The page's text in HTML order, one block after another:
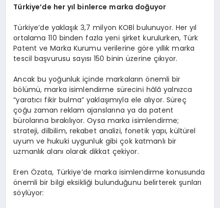
Türkiye’de her yıl binlerce marka doğuyor
Türkiye’de yaklaşık 3,7 milyon KOBİ bulunuyor. Her yıl
ortalama 110 binden fazla yeni şirket kurulurken, Türk
Patent ve Marka Kurumu verilerine göre yıllık marka
tescil başvurusu sayısı 150 binin üzerine çıkıyor.
Ancak bu yoğunluk içinde markaların önemli bir
bölümü, marka isimlendirme sürecini hâlâ yalnızca
“yaratıcı fikir bulma” yaklaşımıyla ele alıyor. Süreç
çoğu zaman reklam ajanslarına ya da patent
bürolarına bırakılıyor. Oysa marka isimlendirme;
strateji, dilbilim, rekabet analizi, fonetik yapı, kültürel
uyum ve hukuki uygunluk gibi çok katmanlı bir
uzmanlık alanı olarak dikkat çekiyor.
Eren Özata, Türkiye’de marka isimlendirme konusunda
önemli bir bilgi eksikliği bulunduğunu belirterek şunları
söylüyor: